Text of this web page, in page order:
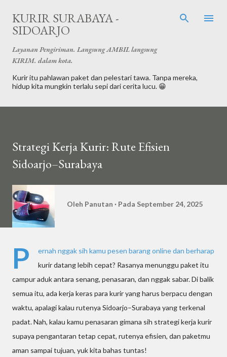
Langsung ke konten utama
KURIR SURABAYA -
SIDOARJO
Layanan Pengiriman. Langsung AMBIL langsung
KIRIM. dalam kota.
Kurir itu pahlawan paket dan pelestari tawa. Tanpa mereka,
hidup kita mungkin terlalu sepi dari cerita lucu. 😁
Strategi Kerja Kurir: Rute Efisien
Sidoarjo–Surabaya
Oleh Panutan Pada September 24, 2025
P
ernah nggak sih kamu pesen barang online dan berharap
kurir datang lebih cepat? Rasanya menunggu paket itu
campur aduk antara senang, penasaran, dan nggak sabar. Di balik
semua itu, ada kerja keras para kurir yang harus berpacu dengan
waktu, apalagi kalau rutenya Sidoarjo–Surabaya yang terkenal
padat. Nah, kalau kamu penasaran gimana sih strategi kerja kurir
supaya pengantaran tetap cepat, rutenya efisien, dan paketmu
aman sampai tujuan, yuk kita bahas tuntas!